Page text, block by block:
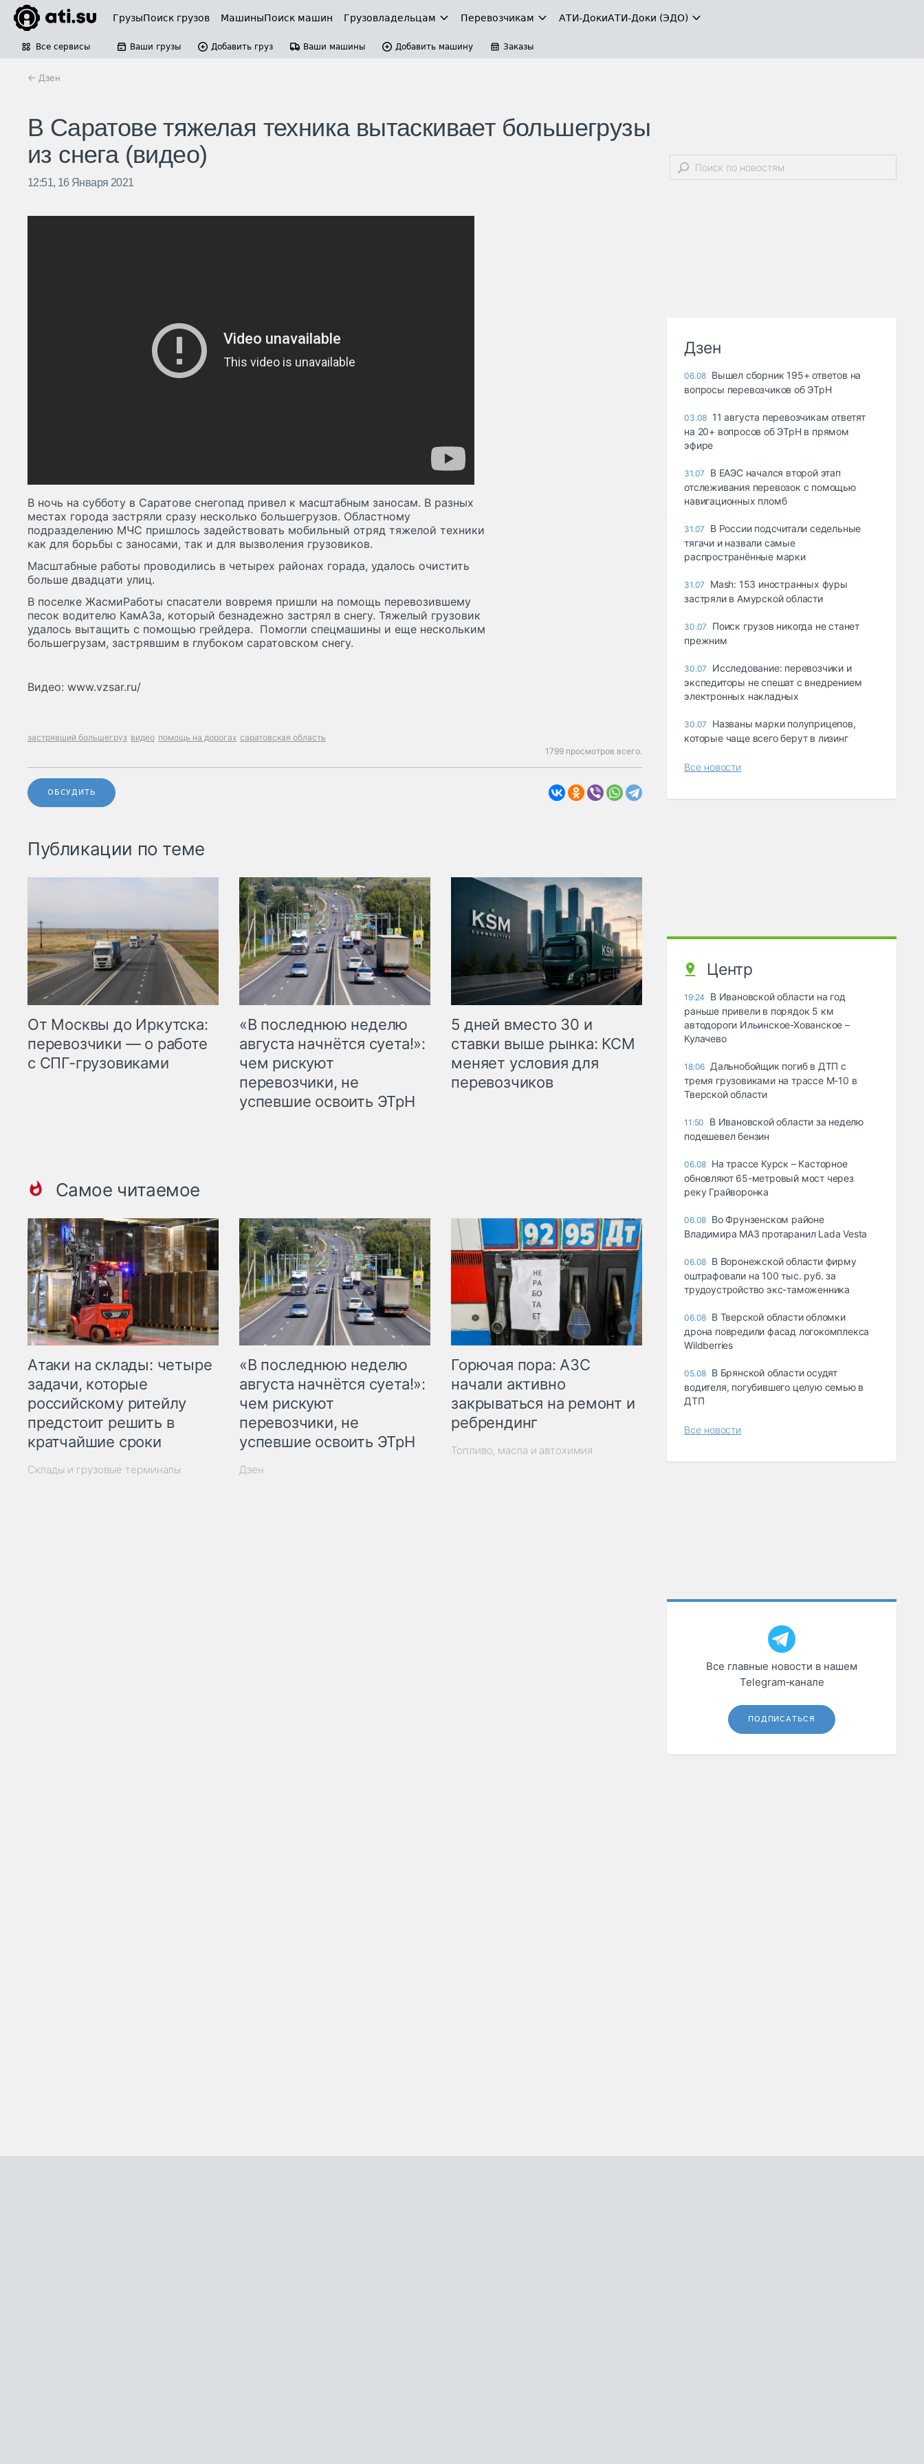
ГрузыПоиск грузов МашиныПоиск машин Грузовладельцам Перевозчикам АТИ-ДокиАТИ-Доки (ЭДО)
Все сервисы Ваши грузы Добавить груз Ваши машины Добавить машину Заказы
← Дзен
В Саратове тяжелая техника вытаскивает большегрузы
из снега (видео)
12:51, 16 Января 2021
В ночь на субботу в Саратове снегопад привел к масштабным заносам. В разных
местах города застряли сразу несколько большегрузов. Областному
подразделению МЧС пришлось задействовать мобильный отряд тяжелой техники
как для борьбы с заносами, так и для вызволения грузовиков.
Масштабные работы проводились в четырех районах горада, удалось очистить
больше двадцати улиц.
В поселке ЖасмиРаботы спасатели вовремя пришли на помощь перевозившему
песок водителю КамАЗа, который безнадежно застрял в снегу. Тяжелый грузовик
удалось вытащить с помощью грейдера. Помогли спецмашины и еще нескольким
большегрузам, застрявшим в глубоком саратовском снегу.
Видео: www.vzsar.ru/
застрявший большегруз видео помощь на дорогах саратовская область
1799 просмотров всего.
ОБСУДИТЬ
Публикации по теме
От Москвы до Иркутска:
перевозчики — о работе
с СПГ-грузовиками
«В последнюю неделю
августа начнётся суета!»:
чем рискуют
перевозчики, не
успевшие освоить ЭТрН
5 дней вместо 30 и
ставки выше рынка: КСМ
меняет условия для
перевозчиков
Самое читаемое
Атаки на склады: четыре
задачи, которые
российскому ритейлу
предстоит решить в
кратчайшие сроки
Склады и грузовые терминалы
«В последнюю неделю
августа начнётся суета!»:
чем рискуют
перевозчики, не
успевшие освоить ЭТрН
Дзен
Горючая пора: АЗС
начали активно
закрываться на ремонт и
ребрендинг
Топливо, масла и автохимия
Дзен
06.08 Вышел сборник 195+ ответов на
вопросы перевозчиков об ЭТрН
03.08 11 августа перевозчикам ответят
на 20+ вопросов об ЭТрН в прямом
эфире
31.07
В ЕАЭС начался второй этап
отслеживания перевозок с помощью
навигационных пломб
31.07
В России подсчитали седельные
тягачи и назвали самые
распространённые марки
31.07
Mash: 153 иностранных фуры
застряли в Амурской области
30.07
Поиск грузов никогда не станет
прежним
30.07
Исследование: перевозчики и
экспедиторы не спешат с внедрением
электронных накладных
30.07
Названы марки полуприцепов,
которые чаще всего берут в лизинг
Все новости
Центр
19:24
В Ивановской области на год
раньше привели в порядок 5 км
автодороги Ильинское-Хованское –
Кулачево
18:06 Дальнобойщик погиб в ДТП с
тремя грузовиками на трассе М-10 в
Тверской области
11:50
В Ивановской области за неделю
подешевел бензин
06.08 На трассе Курск – Касторное
обновляют 65-метровый мост через
реку Грайворонка
06.08 Во Фрунзенском районе
Владимира МАЗ протаранил Lada Vesta
06.08 В Воронежской области фирму
оштрафовали на 100 тыс. руб. за
трудоустройство экс-таможенника
06.08 В Тверской области обломки
дрона повредили фасад логокомплекса
Wildberries
05.08 В Брянской области осудят
водителя, погубившего целую семью в
ДТП
Все новости
Все главные новости в нашем
Telegram‑канале
ПОДПИСАТЬСЯ